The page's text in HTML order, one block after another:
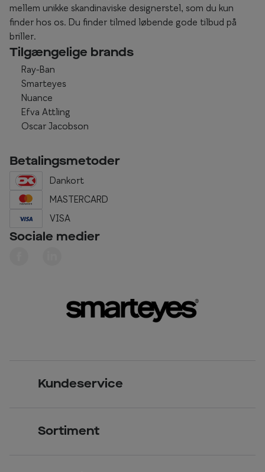
mellem unikke skandinaviske designerstel, som du kun
finder hos os. Du finder tilmed løbende gode tilbud på
briller.
Tilgængelige brands
Ray-Ban
Smarteyes
Nuance
Efva Attling
Oscar Jacobson
Betalingsmetoder
Dankort
MASTERCARD
VISA
Sociale medier
Kundeservice
Sortiment